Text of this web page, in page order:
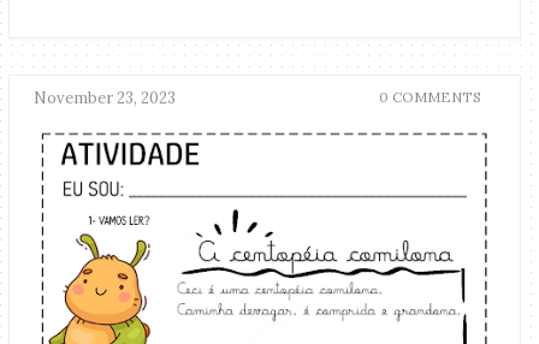
November 23, 2023 0 COMMENTS